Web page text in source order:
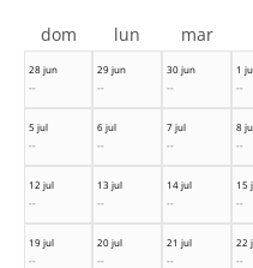
28 jun
--
29 jun
--
30 jun
--
1
--
5 jul
--
6 jul
--
7 jul
--
8
--
12 jul
--
13 jul
--
14 jul
--
15
--
19 jul
--
20 jul
--
21 jul
--
22
--
dom lun mar